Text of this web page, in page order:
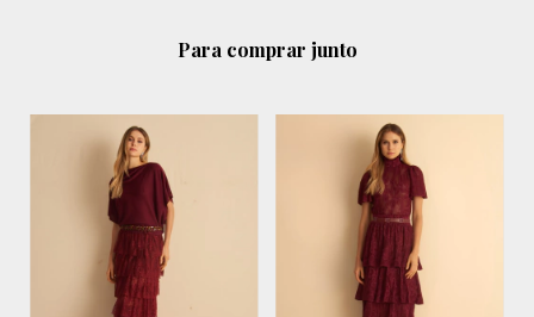
Para comprar junto